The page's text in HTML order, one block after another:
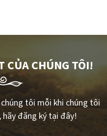
CỦA CHÚNG TÔI!
tôi mỗi khi chúng tôi
đăng ký tại đây!